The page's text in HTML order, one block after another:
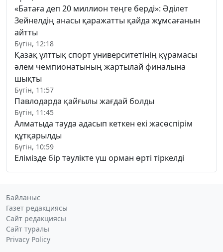
«Батаға деп 20 миллион теңге берді»: Әділет
Зейнелдің анасы қаражатты қайда жұмсағанын
айтты
Бүгін, 12:18
Қазақ ұлттық спорт университетінің құрамасы
әлем чемпионатының жартылай финалына
шықты
Бүгін, 11:57
Павлодарда қайғылы жағдай болды
Бүгін, 11:45
Алматыда тауда адасып кеткен екі жасөспірім
құтқарылды
Бүгін, 10:59
Елімізде бір тәулікте үш орман өрті тіркелді
Байланыс
Газет редакциясы
Сайт редакциясы
Сайт туралы
Privacy Policy